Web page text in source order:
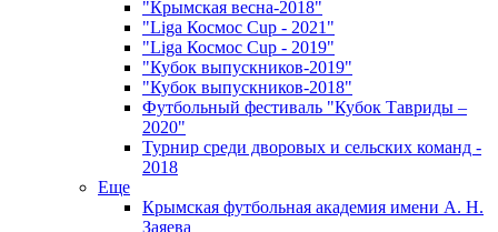
"Крымская весна-2018"
"Liga Космос Cup - 2021"
"Liga Космос Cup - 2019"
"Кубок выпускников-2019"
"Кубок выпускников-2018"
Футбольный фестиваль "Кубок Тавриды –
2020"
Турнир среди дворовых и сельских команд -
2018
Еще
Крымская футбольная академия имени А. Н.
Заяева